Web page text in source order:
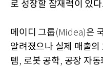
로 성장할 잠재력이 있
메이디 그룹(Midea)은
알려졌으나 실제 매출의
템, 로봇 공학, 공장 자동